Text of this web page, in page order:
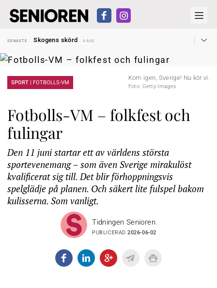
SENASTE
Skogens skörd
8 AUG
SENASTE
Reform för äldre kan bli slag i luften
31 JUL
Kravet: Nu måste 65-årsgränsen bort
30 JUL
SENASTE
Snart kan telefonförsäljning förbjudas i Sverige
SENASTE
Hyror rusar ifrån äldres bostadstillägg
28 JUL
Kom igen, Sverige! Nu kör vi.
Foto: Getty Images
SPORT | FOTBOLLS-VM
Fotbolls-VM – folkfest och
fulingar
Den 11 juni startar ett av världens största
sportevenemang – som även Sverige mirakulöst
kvalificerat sig till. Det blir förhoppningsvis
spelglädje på planen. Och säkert lite fulspel bakom
kulisserna. Som vanligt.
Tidningen Senioren
PUBLICERAD2026-06-02